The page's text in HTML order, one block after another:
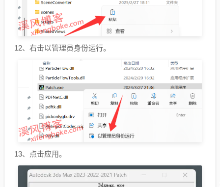
12、右击以管理员身份运行。
13、点击应用。